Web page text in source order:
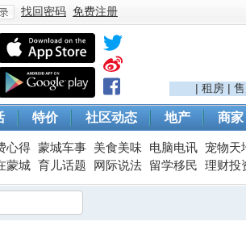
登
找回密码 免费注册
| 租房 |
特价 社区动态 地产 商家
心得 蒙城车事 美食美味 电脑电讯 宠物天
蒙城 育儿话题 网际说法 留学移民 理财投